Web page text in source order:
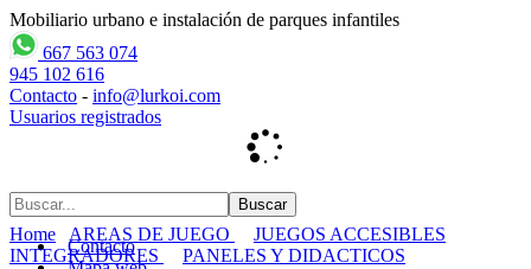
Mobiliario urbano e instalación de parques infantiles
667 563 074
945 102 616
Contacto - info@lurkoi.com
Usuarios registrados
Contacto
Home AREAS DE JUEGO
JUEGOS ACCESIBLES
INTEGRADORES
PANELES Y DIDACTICOS